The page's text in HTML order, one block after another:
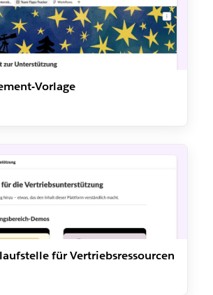
Vorlage
für Vertriebsressourcen